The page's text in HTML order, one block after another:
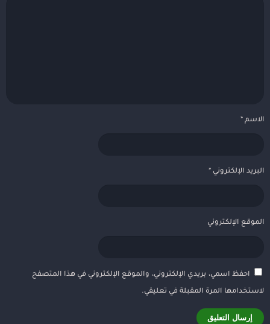
الاسم *
البريد الإلكتروني *
الموقع الإلكتروني
احفظ اسمي، بريدي الإلكتروني، والموقع الإلكتروني في هذا المتصفح
لاستخدامها المرة المقبلة في تعليقي.